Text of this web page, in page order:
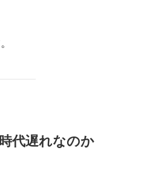
代遅れなのか